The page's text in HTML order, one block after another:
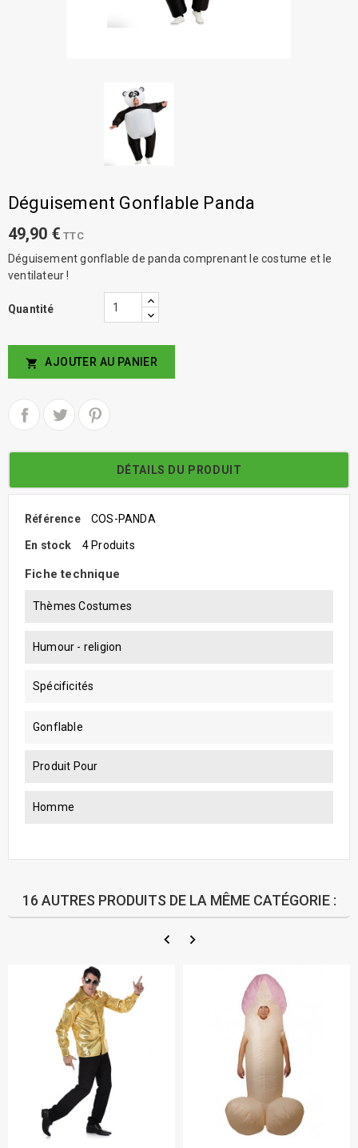
Déguisement Gonflable Panda
49,90 € TTC
Déguisement gonflable de panda comprenant le costume et le
ventilateur !
Quantité
 AJOUTER AU PANIER
DÉTAILS DU PRODUIT
Référence COS-PANDA
En stock 4 Produits
Fiche technique
Thèmes Costumes
Humour - religion
Spécificités
Gonflable
Produit Pour
Homme
16 AUTRES PRODUITS DE LA MÊME CATÉGORIE :